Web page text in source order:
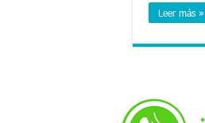
Leer más »